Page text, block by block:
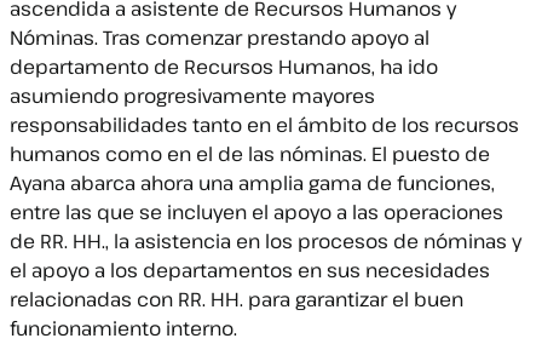
ascendida a asistente de Recursos Humanos y
Nóminas. Tras comenzar prestando apoyo al
departamento de Recursos Humanos, ha ido
asumiendo progresivamente mayores
responsabilidades tanto en el ámbito de los recursos
humanos como en el de las nóminas. El puesto de
Ayana abarca ahora una amplia gama de funciones,
entre las que se incluyen el apoyo a las operaciones
de RR. HH., la asistencia en los procesos de nóminas y
el apoyo a los departamentos en sus necesidades
relacionadas con RR. HH. para garantizar el buen
funcionamiento interno.